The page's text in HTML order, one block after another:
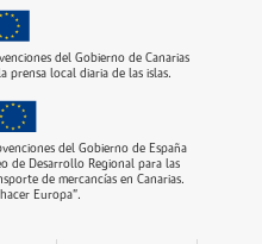
del Gobierno de Canarias
prensa local diaria de las islas.
del Gobierno de España
de Desarrollo Regional para las
de mercancías en Canarias.
Europa”.